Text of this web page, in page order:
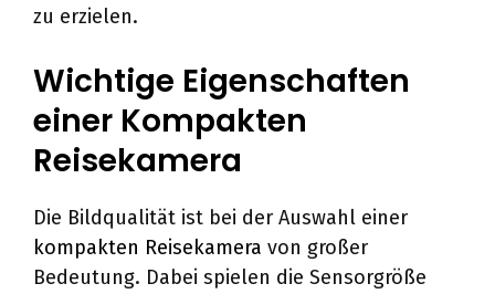
zu erzielen.
Wichtige Eigenschaften
einer Kompakten
Reisekamera
Die Bildqualität ist bei der Auswahl einer
kompakten Reisekamera von großer
Bedeutung. Dabei spielen die Sensorgröße